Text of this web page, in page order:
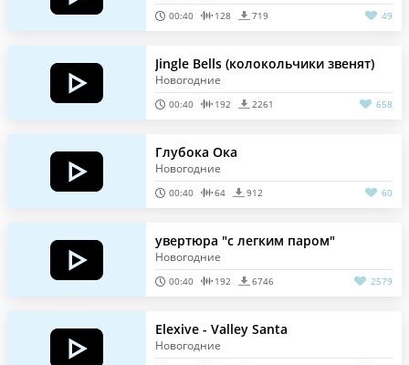
00:40 128 719 49
Jingle Bells (колокольчики звенят)
Новогодние
00:40 192 2261 658
Глубока Ока
Новогодние
00:40 64 912 60
увертюра "с легким паром"
Новогодние
00:40 192 6746 2579
Elexive - Valley Santa
Новогодние